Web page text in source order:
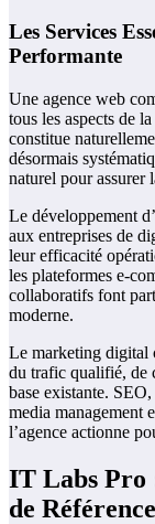
Les Services
Performante
Une agence web
tous les aspects de
constitue
désormais
naturel pour assurer
Le développement
aux entreprises de
leur efficacité
les plateformes e-
collaboratifs font
moderne.
Le marketing digital
du trafic qualifié, de
base existante.
media management
l’agence actionne
IT Labs Pro
de Référence